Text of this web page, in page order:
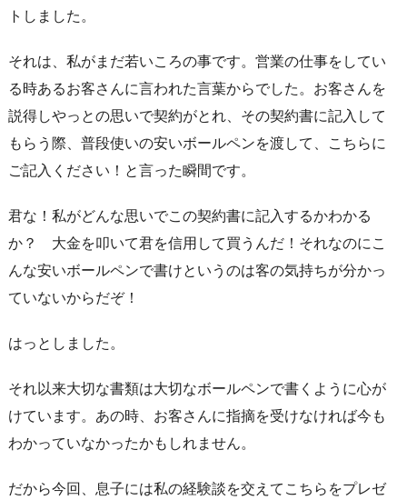
トしました。
それは、私がまだ若いころの事です。営業の仕事をしてい
る時あるお客さんに言われた言葉からでした。お客さんを
説得しやっとの思いで契約がとれ、その契約書に記入して
もらう際、普段使いの安いボールペンを渡して、こちらに
ご記入ください！と言った瞬間です。
君な！私がどんな思いでこの契約書に記入するかわかる
か？ 大金を叩いて君を信用して買うんだ！それなのにこ
んな安いボールペンで書けというのは客の気持ちが分かっ
ていないからだぞ！
はっとしました。
それ以来大切な書類は大切なボールペンで書くように心が
けています。あの時、お客さんに指摘を受けなければ今も
わかっていなかったかもしれません。
だから今回、息子には私の経験談を交えてこちらをプレゼ